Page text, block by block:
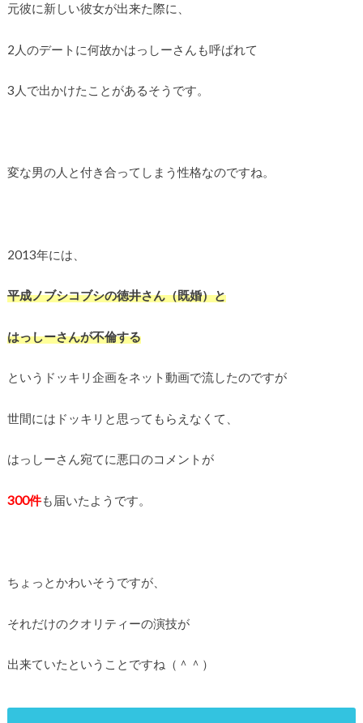
元彼に新しい彼女が出来た際に、
2人のデートに何故かはっしーさんも呼ばれて
3人で出かけたことがあるそうです。
変な男の人と付き合ってしまう性格なのですね。
2013年には、
平成ノブシコブシの徳井さん（既婚）と
はっしーさんが不倫する
というドッキリ企画をネット動画で流したのですが
世間にはドッキリと思ってもらえなくて、
はっしーさん宛てに悪口のコメントが
300件も届いたようです。
ちょっとかわいそうですが、
それだけのクオリティーの演技が
出来ていたということですね（＾＾）